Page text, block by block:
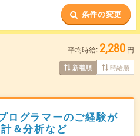
条件の変更
平均時給: 2,280 円
新着順 時給順
ログラマーのご経験が
＆分析など